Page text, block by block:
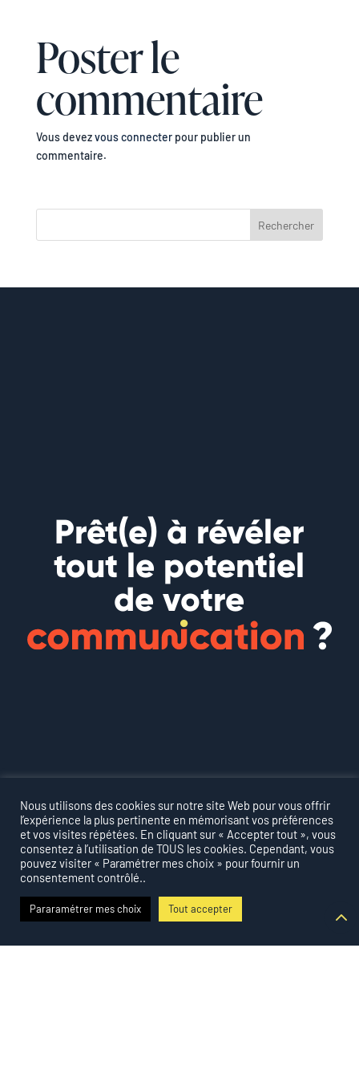
Poster le
commentaire
Vous devezvous connecterpour publier un
commentaire.
Rechercher
Prêt(e) à révéler
tout le potentiel
de votre
Discutons ensemble de votre
projet.
PRENDRE RENDEZ-VOUS
Nous utilisons des cookies sur notre site Web pour vous offrir
l’expérience la plus pertinente en mémorisant vos préférences
et vos visites répétées. En cliquant sur « Accepter tout », vous
consentez à l’utilisation de TOUS les cookies. Cependant, vous
pouvez visiter « Paramétrer mes choix » pour fournir un
consentement contrôlé..
Pararamétrer mes choix Tout accepter